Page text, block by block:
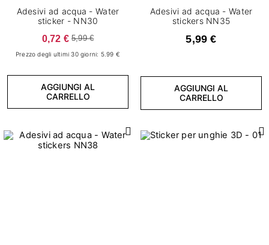
Adesivi ad acqua - Water
sticker - NN30
0,72 € 5,99 €
Prezzo degli ultimi 30 giorni: 5.99 €
AGGIUNGI AL
CARRELLO
Adesivi ad acqua - Water
stickers NN35
5,99 €
AGGIUNGI AL
CARRELLO